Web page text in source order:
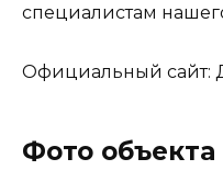
специалистам
Официальный сайт:
Фото объекта